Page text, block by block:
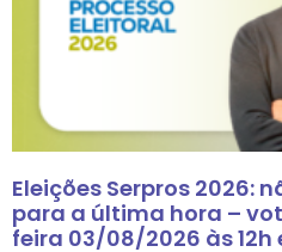
Eleições Serpros 2026:
para a última hora –
feira 03/08/2026 às